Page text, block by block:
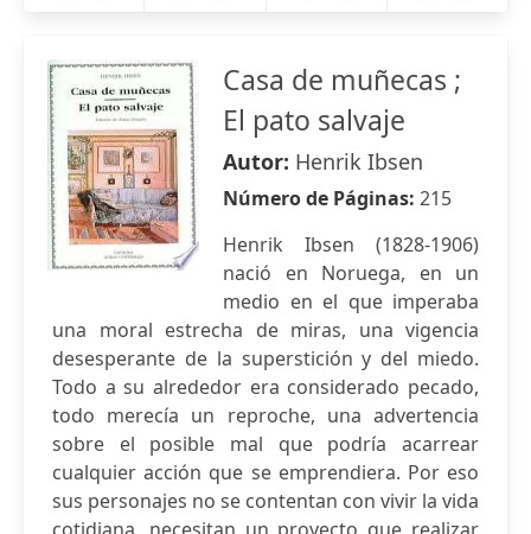
Casa de muñecas ;
El pato salvaje
Autor: Henrik Ibsen
Número de Páginas: 215
Henrik Ibsen (1828-1906)
nació en Noruega, en un
medio en el que imperaba
una moral estrecha de miras, una vigencia
desesperante de la superstición y del miedo.
Todo a su alrededor era considerado pecado,
todo merecía un reproche, una advertencia
sobre el posible mal que podría acarrear
cualquier acción que se emprendiera. Por eso
sus personajes no se contentan con vivir la vida